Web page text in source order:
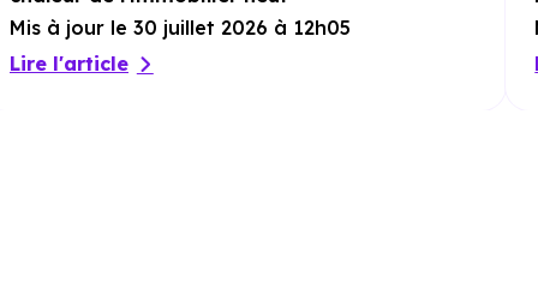
Mis à jour le 30 juillet 2026 à 12h05
Lire l'article